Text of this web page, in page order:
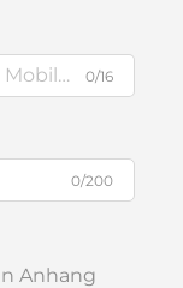
0/16
0/200
Anhang